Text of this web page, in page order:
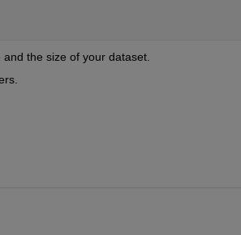
the size of your dataset.